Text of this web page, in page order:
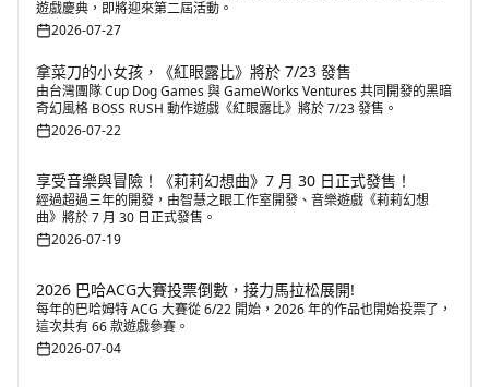
遊戲慶典，即將迎來第二屆活動。
2026-07-27
拿菜刀的小女孩，《紅眼露比》將於 7/23 發售
由台灣團隊 Cup Dog Games 與 GameWorks Ventures 共同開發的黑暗
奇幻風格 BOSS RUSH 動作遊戲《紅眼露比》將於 7/23 發售。
2026-07-22
享受音樂與冒險！《莉莉幻想曲》7 月 30 日正式發售！
經過超過三年的開發，由智慧之眼工作室開發、音樂遊戲《莉莉幻想
曲》將於 7 月 30 日正式發售。
2026-07-19
2026 巴哈ACG大賽投票倒數，接力馬拉松展開!
每年的巴哈姆特 ACG 大賽從 6/22 開始，2026 年的作品也開始投票了，
這次共有 66 款遊戲參賽。
2026-07-04